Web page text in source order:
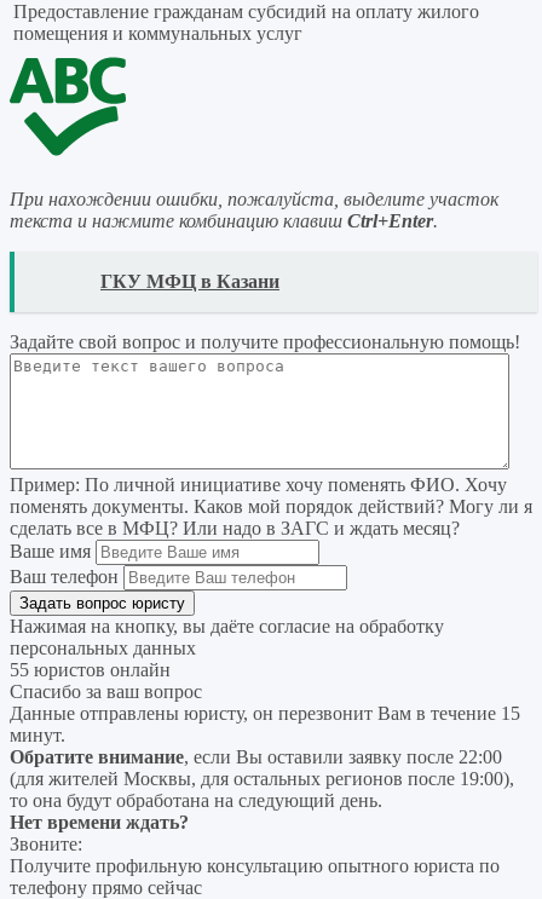
Предоставление гражданам субсидий на оплату жилого
помещения и коммунальных услуг
При нахождении ошибки, пожалуйста, выделите участок
текста и нажмите комбинацию клавиш Ctrl+Enter.
ГКУ МФЦ в Казани
Задайте свой вопрос и получите профессиональную помощь!
Пример: По личной инициативе хочу поменять ФИО. Хочу
поменять документы. Каков мой порядок действий? Могу ли я
сделать все в МФЦ? Или надо в ЗАГС и ждать месяц?
Ваше имя
Ваш телефон
Нажимая на кнопку, вы даёте согласие на обработку
персональных данных
55 юристов онлайн
Спасибо за ваш вопрос
Данные отправлены юристу, он перезвонит Вам в течение 15
минут.
Обратите внимание, если Вы оставили заявку после 22:00
(для жителей Москвы, для остальных регионов после 19:00),
то она будут обработана на следующий день.
Нет времени ждать?
Звоните:
Получите профильную консультацию опытного юриста по
телефону прямо сейчас